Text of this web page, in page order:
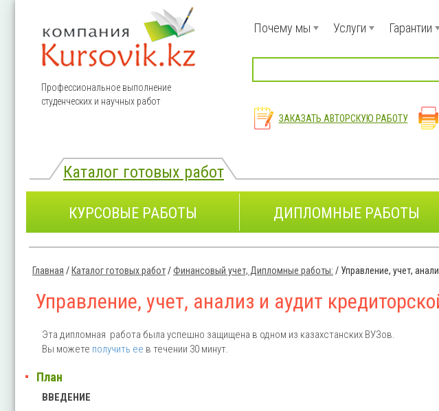
Профессиональное выполнение
студенческих и научных работ
Почему мы Услуги Гарантии
ЗАКАЗАТЬ АВТОРСКУЮ РАБОТУ
Каталог готовых работ
КУРСОВЫЕ РАБОТЫ ДИПЛОМНЫЕ РАБОТЫ
Главная / Каталог готовых работ/Финансовый учет, Дипломные работы: / Управление, учет,
Управление, учет, анализ и аудит
Эта дипломная работа была успешно защищена в одном из казахстанских ВУЗов.
Вы можете получить ее в течении 30 минут.
План
ВВЕДЕНИЕ